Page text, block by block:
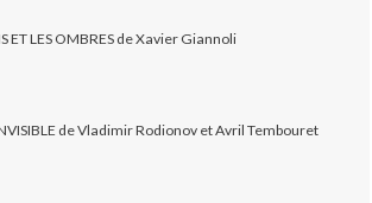
ET LES OMBRES de Xavier Giannoli
de Vladimir Rodionov et Avril Tembouret